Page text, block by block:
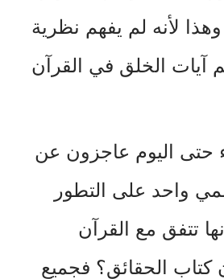
لأنه لم يفهم نظرية
آيات الخلق في القرآن
حتى اليوم عاجزون عن
واحد على التطور
تتفق مع القرآن
كتاب الحقائق؟ فجميع